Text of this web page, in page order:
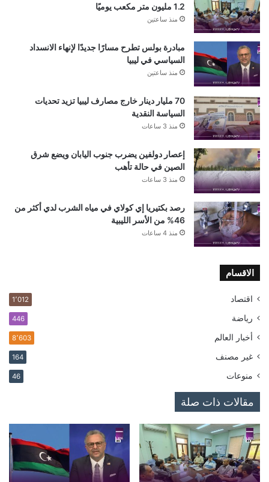
1.2 مليون متر مكعب يوميًا
منذ ساعتين
مبادرة بولس تطرح مسارًا جديدًا لإنهاء الانسداد
السياسي في ليبيا
منذ ساعتين
70 مليار دينار خارج مصارف ليبيا تزيد تحديات
السياسة النقدية
منذ 3 ساعات
إعصار دولفين يضرب جنوب اليابان ويضع شرق
الصين في حالة تأهب
منذ 3 ساعات
رصد بكتيريا إي كولاي في مياه الشرب لدي أكثر من
46% من الأسر الليبية
منذ 4 ساعات
الاقسام
اقتصاد 1٬012
رياضة 446
أخبار العالم 8٬603
غير مصنف 164
منوعات 46
مقالات ذات صلة